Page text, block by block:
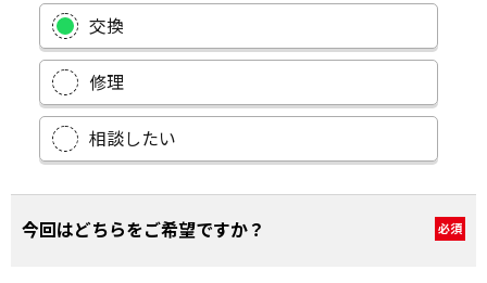
交換
修理
相談したい
今回はどちらをご希望ですか？ 必須